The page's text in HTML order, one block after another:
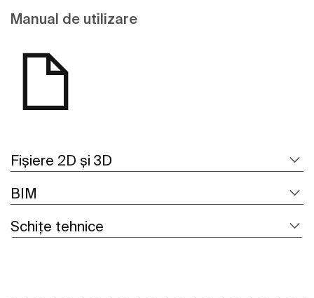
Manual de utilizare
Fișiere 2D și 3D
BIM
Schițe tehnice